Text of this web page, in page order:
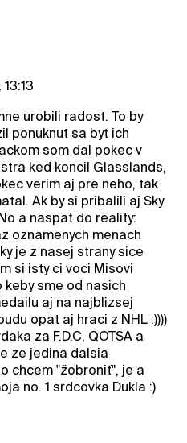
urobili radost. To by
ponuknut sa byt ich
som dal pokec v
ked koncil Glasslands,
verim aj pre neho, tak
Ak by si pribalili aj Sky
a naspat do reality:
oznamenych menach
je z nasej strany sice
si isty ci voci Misovi
keby sme od nasich
aj na najblizsej
opat aj hraci z NHL :))))
za F.D.C, QOTSA a
ze jedina dalsia
chcem "žobroniť", je a
no. 1 srdcovka Dukla :)